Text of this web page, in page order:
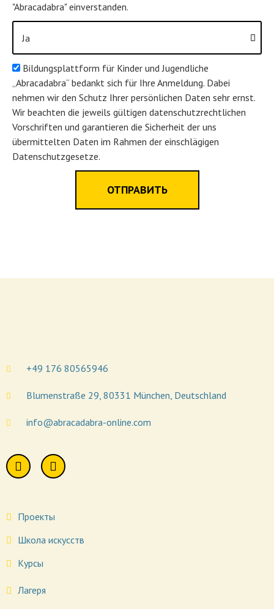
"Abracadabra" einverstanden.
Bildungsplattform für Kinder und Jugendliche
„Abracadabra“ bedankt sich für Ihre Anmeldung. Dabei
nehmen wir den Schutz Ihrer persönlichen Daten sehr ernst.
Wir beachten die jeweils gültigen datenschutzrechtlichen
Vorschriften und garantieren die Sicherheit der uns
übermittelten Daten im Rahmen der einschlägigen
Datenschutzgesetze.
ОТПРАВИТЬ
+49 176 80565946
Blumenstraße 29, 80331 München, Deutschland
info@abracadabra-online.com
Проекты
Школа искусств
Курсы
Лагеря